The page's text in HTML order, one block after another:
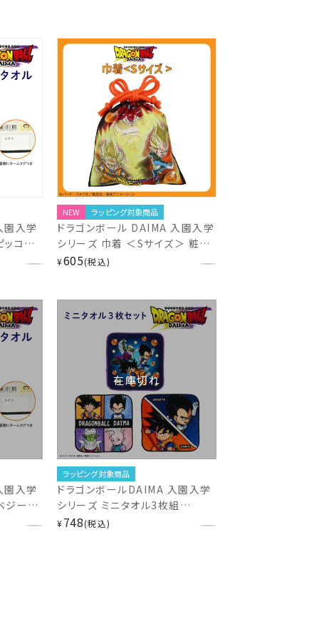
園入学
ッコロ
NEW ラッピング対象商品
ドラゴンボール DAIMA 入園入学
シリーズ 巾着 ＜Sサイズ＞ 粧美
堂 shobido
¥605 税込
園入学
ジータ
在庫切れ
ラッピング対象商品
ドラゴンボールDAIMA 入園入学
シリーズ ミニタオル3枚組
DB43658
¥748 税込